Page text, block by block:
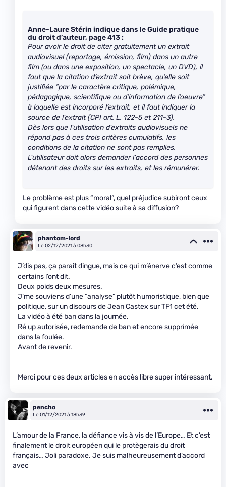
Anne-Laure Stérin indique dans le Guide pratique
du droit d’auteur, page 413 :
Pour avoir le droit de citer gratuitement un extrait
audiovisuel (reportage, émission, film) dans un autre
film (ou dans une exposition, un spectacle, un DVD), il
faut que la citation d’extrait soit brève, qu’elle soit
justifiée “par le caractère critique, polémique,
pédagogique, scientifique ou d’information de l’oeuvre”
à laquelle est incorporé l’extrait, et il faut indiquer la
source de l’extrait (CPI art. L. 122-5 et 211-3).
Dès lors que l’utilisation d’extraits audiovisuels ne
répond pas à ces trois critères cumulatifs, les
conditions de la citation ne sont pas remplies.
L’utilisateur doit alors demander l’accord des personnes
détenant des droits sur les extraits, et les rémunérer.
Le problème est plus “moral”, quel préjudice subiront ceux
qui figurent dans cette vidéo suite à sa diffusion?
phantom-lord
Le 02/12/2021 à 08h30
J’dis pas, ça paraît dingue, mais ce qui m’énerve c’est comme
certains l’ont dit.
Deux poids deux mesures.
J’me souviens d’une “analyse” plutôt humoristique, bien que
politique, sur un discours de Jean Castex sur TF1 cet été.
La vidéo à été ban dans la journée.
Ré up autorisée, redemande de ban et encore supprimée
dans la foulée.
Avant de revenir.
Merci pour ces deux articles en accès libre super intéressant.
pencho
Le 01/12/2021 à 18h39
L’amour de la France, la défiance vis à vis de l’Europe… Et c’est
finalement le droit européen qui le protègerais du droit
français… Joli paradoxe. Je suis malheureusement d’accord
avec